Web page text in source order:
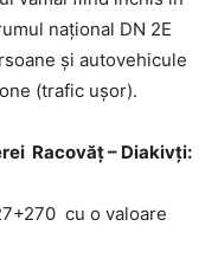
național DN 2E
și autovehicule
(trafic ușor).
Racovăț – Diakivți:
cu o valoare